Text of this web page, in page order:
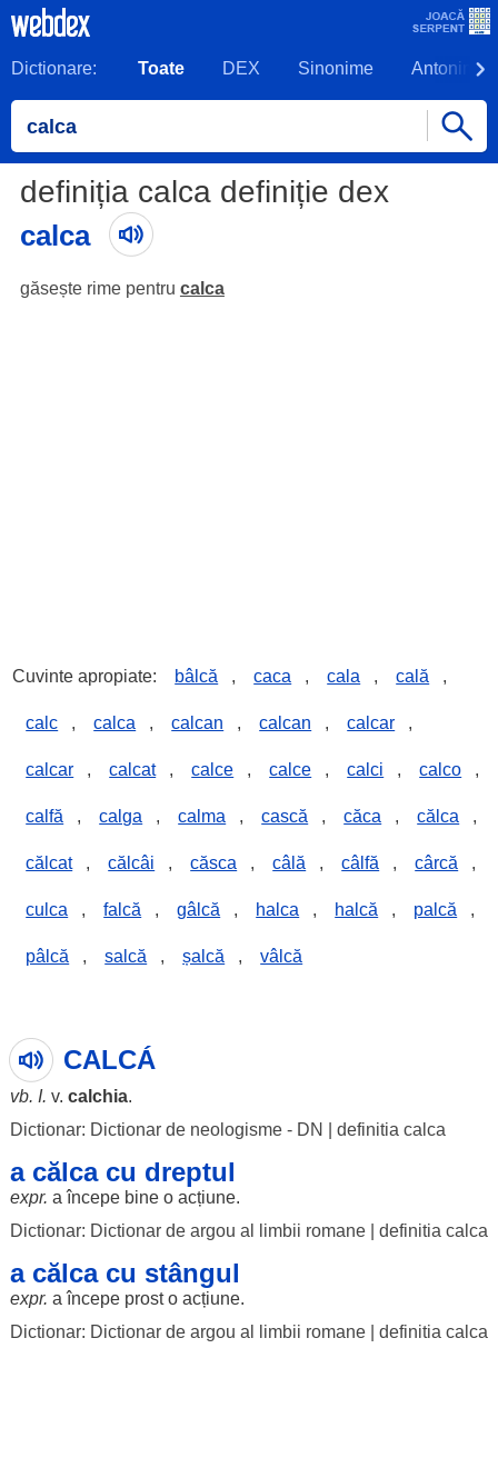
Dictionare: Toate DEX Sinonime Antonime
definiția calca definiție dex
calca
găsește rime pentru calca
Cuvinte apropiate: bâlcă , caca , cala , cală ,
calc , calca , calcan , calcan , calcar ,
calcar , calcat , calce , calce , calci , calco ,
calfă , calga , calma , cască , căca , călca ,
călcat , călcâi , căsca , câlă , câlfă , cârcă ,
culca , falcă , gâlcă , halca , halcă , palcă ,
pâlcă , salcă , șalcă , vâlcă
CALCÁ
vb. I. v. calchia.
Dictionar: Dictionar de neologisme - DN
definitia calca
a călca cu dreptul
expr. aîncepe bineo acțiune.
Dictionar: Dictionar de argou al limbii romane| definitia calca
a călca cu stângul
expr. aîncepe prosto acțiune.
Dictionar: Dictionar de argou al limbii romane| definitia calca